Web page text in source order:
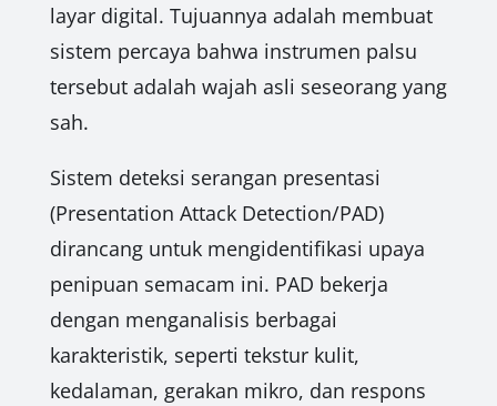
layar digital. Tujuannya adalah membuat
sistem percaya bahwa instrumen palsu
tersebut adalah wajah asli seseorang yang
sah.
Sistem deteksi serangan presentasi
(Presentation Attack Detection/PAD)
dirancang untuk mengidentifikasi upaya
penipuan semacam ini. PAD bekerja
dengan menganalisis berbagai
karakteristik, seperti tekstur kulit,
kedalaman, gerakan mikro, dan respons